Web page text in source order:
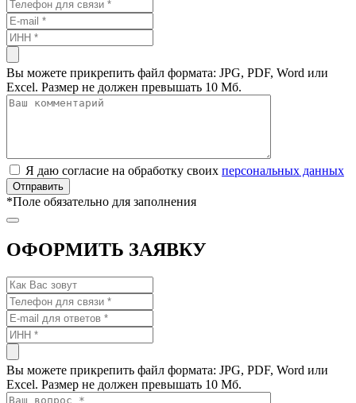
Вы можете прикрепить файл формата: JPG, PDF, Word или
Excel. Размер не должен превышать 10 Мб.
Я даю согласие на обработку своих персональных данных
*Поле обязательно для заполнения
ОФОРМИТЬ ЗАЯВКУ
Вы можете прикрепить файл формата: JPG, PDF, Word или
Excel. Размер не должен превышать 10 Мб.